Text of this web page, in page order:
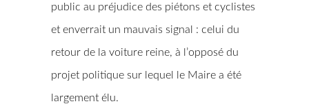
public au préjudice des piétons et cyclistes
et enverrait un mauvais signal : celui du
retour de la voiture reine, à l’opposé du
projet politique sur lequel le Maire a été
largement élu.